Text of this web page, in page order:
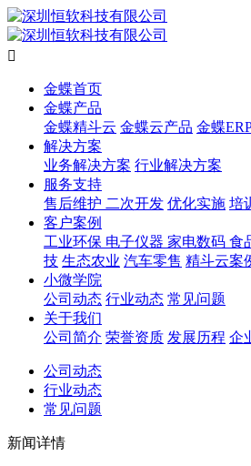

金蝶首页
金蝶产品
金蝶精斗云 金蝶云产品 金蝶ERP
解决方案
业务解决方案 行业解决方案
服务支持
售后维护 二次开发 优化实施 培
客户案例
工业环保 电子仪器 家电数码 食
技 生态农业 汽车零售 精斗云案
小微学院
公司动态 行业动态 常见问题
关于我们
公司简介 荣誉资质 发展历程 企
公司动态
行业动态
常见问题
新闻详情